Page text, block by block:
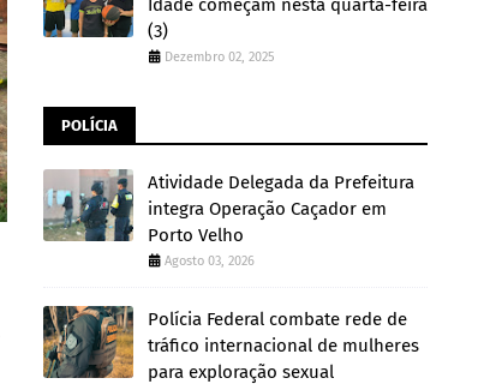
Idade começam nesta quarta-feira
(3)
Dezembro 02, 2025
POLÍCIA
Atividade Delegada da Prefeitura
integra Operação Caçador em
Porto Velho
Agosto 03, 2026
Polícia Federal combate rede de
tráfico internacional de mulheres
para exploração sexual